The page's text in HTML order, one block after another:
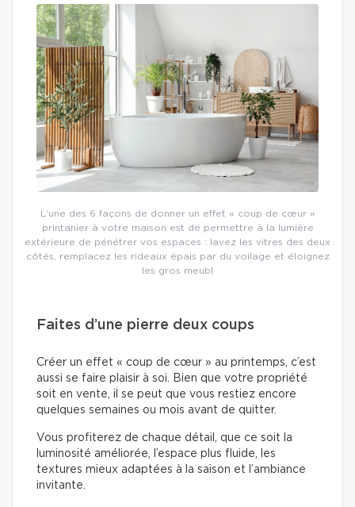
L’une des 6 façons de donner un effet « coup de cœur »
printanier à votre maison est de permettre à la lumière
extérieure de pénétrer vos espaces : lavez les vitres des deux
côtés, remplacez les rideaux épais par du voilage et éloignez
les gros meubl
Faites d’une pierre deux coups
Créer un effet « coup de cœur » au printemps, c’est
aussi se faire plaisir à soi. Bien que votre propriété
soit en vente, il se peut que vous restiez encore
quelques semaines ou mois avant de quitter.
Vous profiterez de chaque détail, que ce soit la
luminosité améliorée, l’espace plus fluide, les
textures mieux adaptées à la saison et l’ambiance
invitante.